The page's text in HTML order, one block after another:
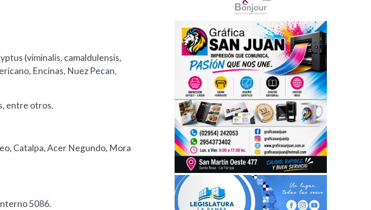
(viminalis, camaldulensis,
Encinas, Nuez Pecan,
entre otros.
Catalpa, Acer Negundo, Mora
5086.